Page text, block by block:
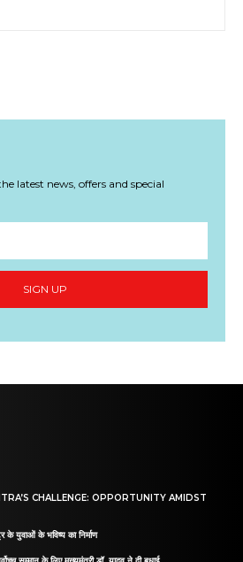
latest news, offers and special
SIGN UP
CHALLENGE: OPPORTUNITY AMIDST
के युवाओं के भविष्य का निर्माण